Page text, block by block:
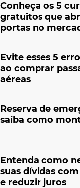
Conheça os 5
gratuitos que
portas no
Evite esses 5
ao comprar
aéreas
Reserva de
saiba como
Entenda como
suas dívidas
e reduzir juros